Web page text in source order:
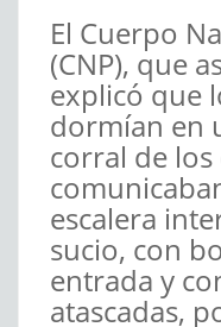
El Cuerpo
(CNP), que
explicó que
dormían en
corral de los
escalera
sucio, con
entrada y
atascadas,